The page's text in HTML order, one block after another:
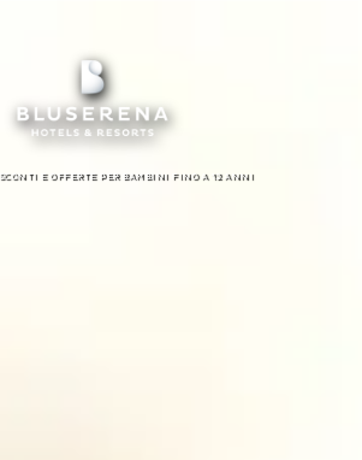
SCONTI E OFFERTE PER BAMBINI FINO A 12 ANNI